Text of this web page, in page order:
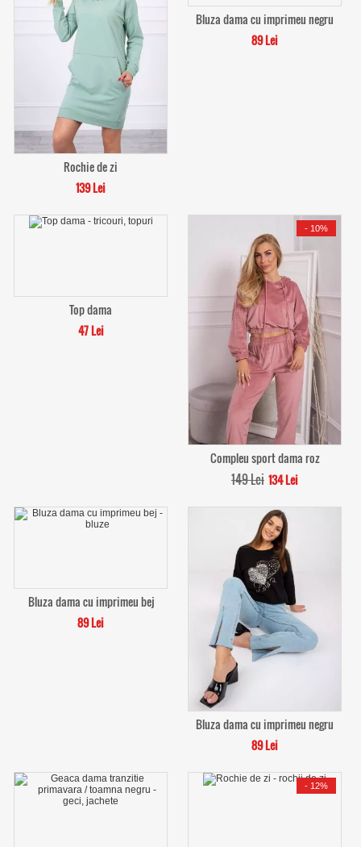
Rochie de zi
139 Lei
Bluza dama cu imprimeu negru
89 Lei
Top dama
47 Lei
- 10%
Compleu sport dama roz
149 Lei 134 Lei
Bluza dama cu imprimeu bej
89 Lei
Bluza dama cu imprimeu negru
89 Lei
- 12%